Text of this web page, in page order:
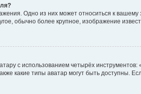
Одно из них может относиться к
обычно более крупное, изображение
с использованием четырёх
какие типы аватар могут быть доступны.